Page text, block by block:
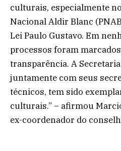
culturais, especialmente
Nacional Aldir Blanc
Lei Paulo Gustavo. Em
processos foram
transparência. A
juntamente com seus
técnicos, tem sido
culturais.” – afirmou
ex-coordenador do